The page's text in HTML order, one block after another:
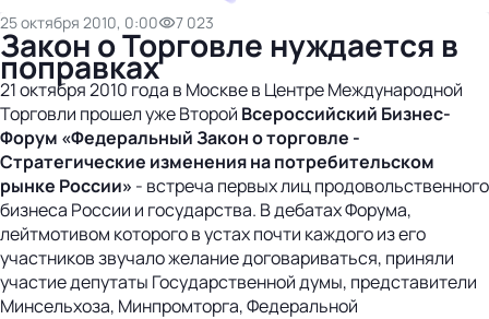
25 октября 2010, 0:00 7 023
Закон о Торговле нуждается в
поправках
21 октября 2010 года в Москве в Центре Международной
Торговли прошел уже Второй Всероссийский Бизнес-
Форум «Федеральный Закон о торговле -
Стратегические изменения на потребительском
рынке России» - встреча первых лиц продовольственного
бизнеса России и государства. В дебатах Форума,
лейтмотивом которого в устах почти каждого из его
участников звучало желание договариваться, приняли
участие депутаты Государственной думы, представители
Минсельхоза, Минпромторга, Федеральной